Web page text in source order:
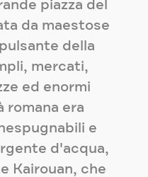
piazza del
da maestose
della
mercati,
ed enormi
romana era
e
d'acqua,
Kairouan, che